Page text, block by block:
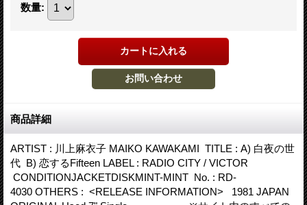
数量:
商品詳細
ARTIST : 川上麻衣子 MAIKO KAWAKAMI TITLE : A) 白夜の世
代 B) 恋するFifteen LABEL : RADIO CITY / VICTOR
CONDITIONJACKETDISKMINT-MINT No. : RD-
4030 OTHERS : <RELEASE INFORMATION> 1981 JAPAN